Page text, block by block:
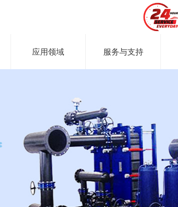
应用领域 服务与支持